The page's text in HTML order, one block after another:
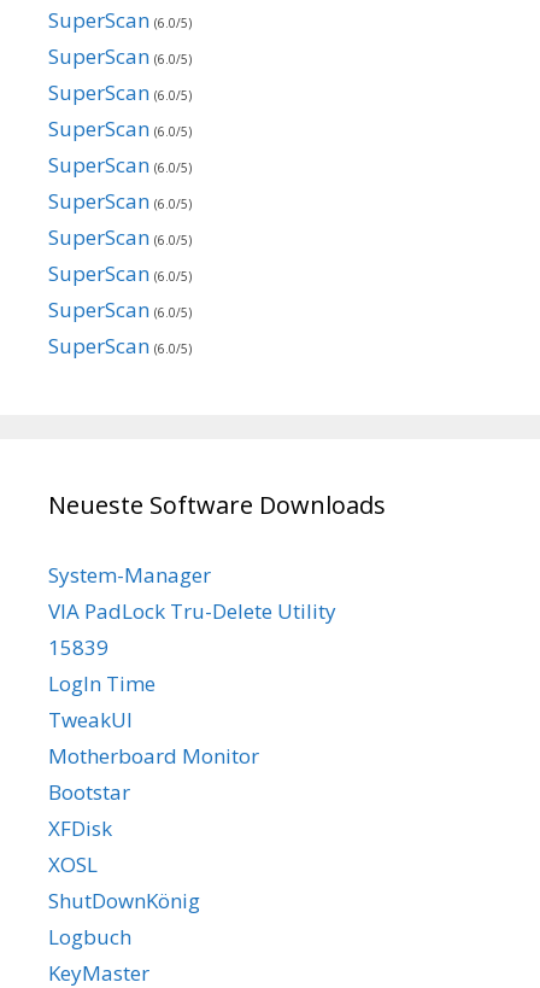
SuperScan (6.0/5)
SuperScan (6.0/5)
SuperScan (6.0/5)
SuperScan (6.0/5)
SuperScan (6.0/5)
SuperScan (6.0/5)
SuperScan (6.0/5)
SuperScan (6.0/5)
SuperScan (6.0/5)
SuperScan (6.0/5)
Neueste Software Downloads
System-Manager
VIA PadLock Tru-Delete Utility
15839
LogIn Time
TweakUI
Motherboard Monitor
Bootstar
XFDisk
XOSL
ShutDownKönig
Logbuch
KeyMaster